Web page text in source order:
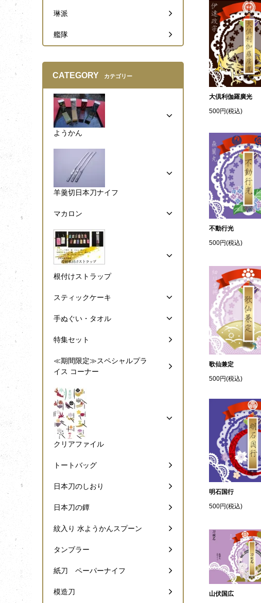
大倶利伽羅廣光
500円(税込)
不動行光
500円(税込)
歌仙兼定
500円(税込)
明石国行
500円(税込)
山伏国広
琳派
艦隊
CATEGORY カテゴリー
ようかん
羊羹切日本刀ナイフ
マカロン
根付けストラップ
スティックケーキ
手ぬぐい・タオル
特集セット
≪期間限定≫スペシャルプラ
イス コーナー
クリアファイル
トートバッグ
日本刀のしおり
日本刀の鐔
紋入り 水ようかんスプーン
タンブラー
紙刀 ペーパーナイフ
模造刀